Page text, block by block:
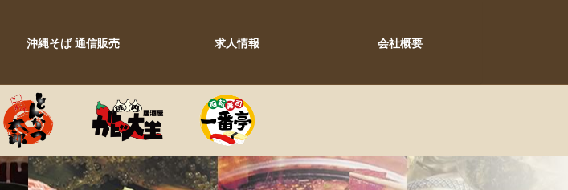
沖縄そば 通信販売 求人情報 会社概要